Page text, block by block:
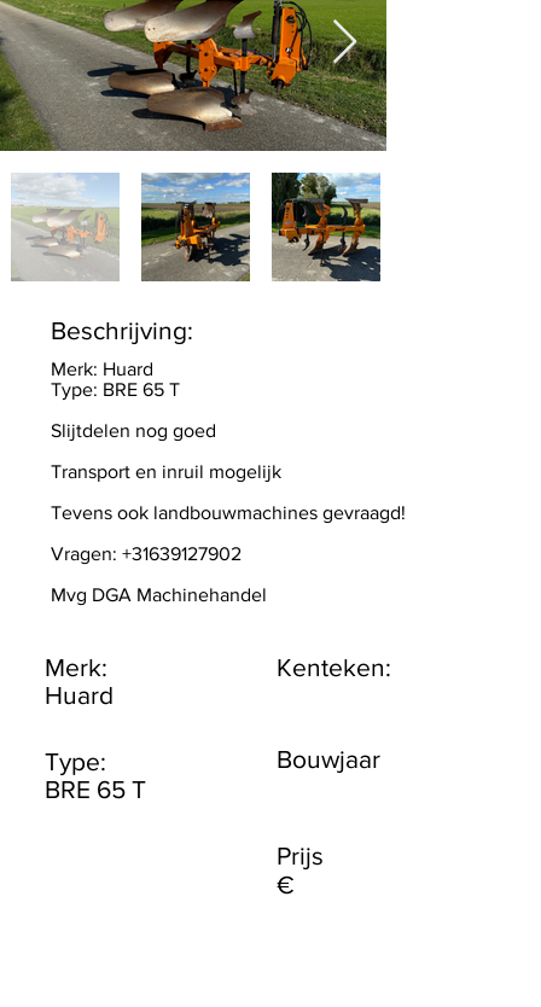
BRE 65 T
Type:
Huard
Merk: Kenteken:
Prijs
€
Bouwjaar
Beschrijving:
Merk: Huard
Type: BRE 65 T
Slijtdelen nog goed
Transport en inruil mogelijk
Tevens ook landbouwmachines gevraagd!
Vragen: +31639127902
Mvg DGA Machinehandel